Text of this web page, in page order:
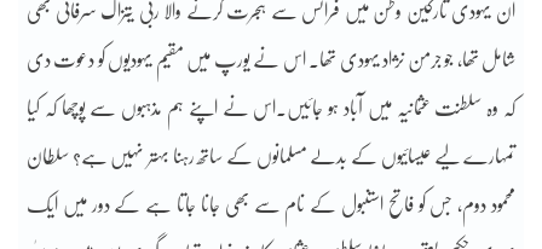
ان یہودی تارکین وطن میں فرانس سے ہجرت کرنے والا ربی یتزاک سرفاتی بھی
شامل تھا، جو جرمن نژاد یہودی تھا۔ اس نے یورپ میں مقیم یہودیوں کو دعوت دی
کہ وہ سلطنت عثمانیہ میں آباد ہو جائیں۔اس نے اپنے ہم مذہبوں سے پوچھا کہ کیا
تمہارے لیے عیسائیوں کے بدلے مسلمانوں کے ساتھ رہنا بہتر نہیں ہے؟ سلطان
محمود دوم، جس کو فاتح استنبول کے نام سے بھی جانا جاتا ہے کے دور میں ایک